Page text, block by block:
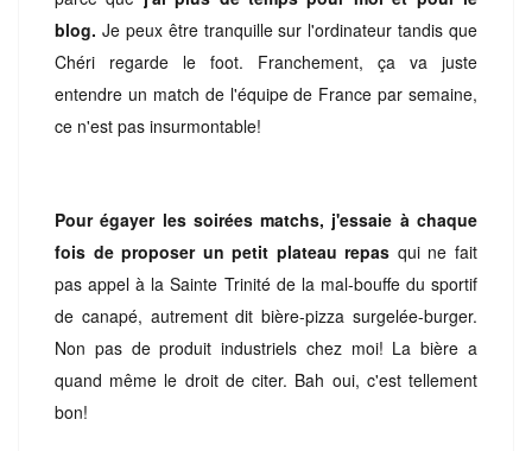
blog. Je peux être tranquille sur l'ordinateur tandis que
Chéri regarde le foot. Franchement, ça va juste
entendre un match de l'équipe de France par semaine,
ce n'est pas insurmontable!
Pour égayer les soirées matchs, j'essaie à chaque
fois de proposer un petit plateau repas qui ne fait
pas appel à la Sainte Trinité de la mal-bouffe du sportif
de canapé, autrement dit bière-pizza surgelée-burger.
Non pas de produit industriels chez moi! La bière a
quand même le droit de citer. Bah oui, c'est tellement
bon!